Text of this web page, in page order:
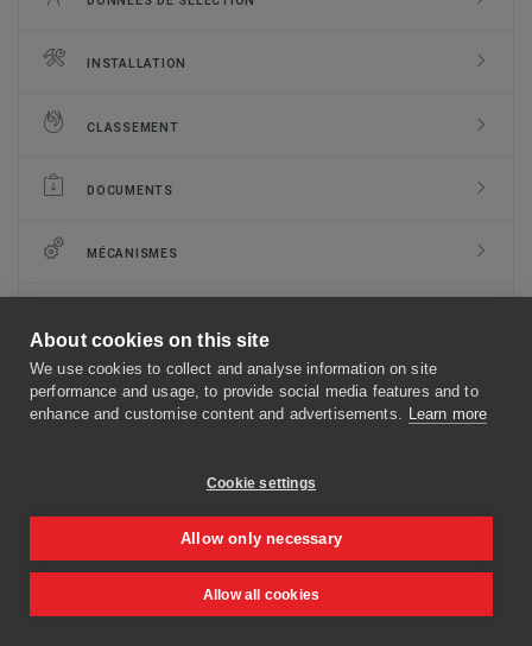
About cookies on this site
We use cookies to collect and analyse information on site
performance and usage, to provide social media features and to
enhance and customise content and advertisements. Learn more
Cookie settings
Allow only necessary
Allow all cookies
INSTALLATION
CLASSEMENT
DOCUMENTS
MÉCANISMES
TO TOP